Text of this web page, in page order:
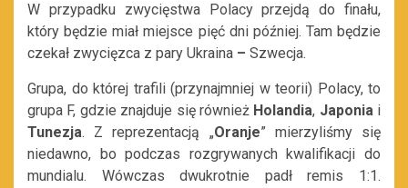
W przypadku zwycięstwa Polacy przejdą do finału,
który będzie miał miejsce pięć dni później. Tam będzie
czekał zwycięzca z pary Ukraina – Szwecja.
Grupa, do której trafili (przynajmniej w teorii) Polacy, to
grupa F, gdzie znajduje się również Holandia, Japoniai
Tunezja. Z reprezentacją „Oranje” mierzyliśmy się
niedawno, bo podczas rozgrywanych kwalifikacji do
mundialu. Wówczas dwukrotnie padł remis 1:1.